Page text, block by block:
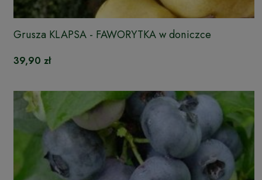
Grusza KLAPSA - FAWORYTKA w doniczce
39,90 zł